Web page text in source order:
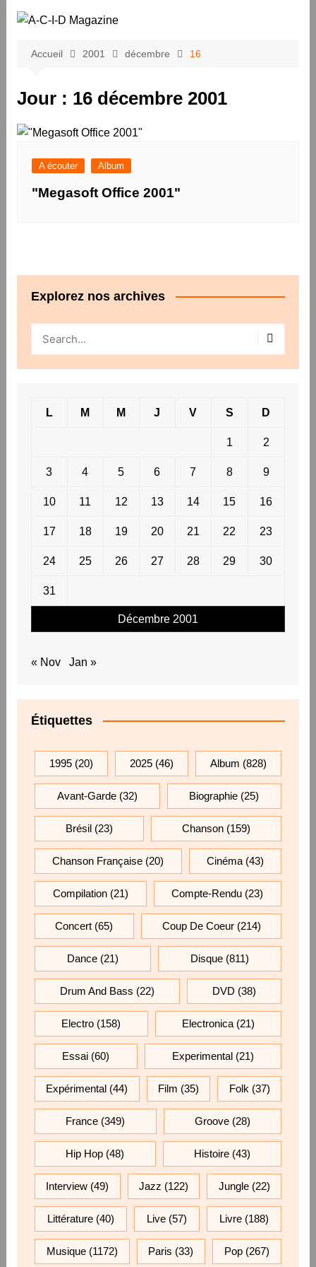
Accueil 2001 décembre 16
Jour : 16 décembre 2001
A écouter Album
"Megasoft Office 2001"
Explorez nos archives
Décembre 2001
L M M J V S D
1 2
3 4 5 6 7 8 9
10 11 12 13 14 15 16
17 18 19 20 21 22 23
24 25 26 27 28 29 30
31
« Nov Jan »
Étiquettes
1995(20) 2025 (46) Album (828)
Avant-Garde(32) Biographie (25)
Brésil(23) Chanson (159)
Chanson Française (20) Cinéma(43)
Compilation(21) Compte-Rendu (23)
Concert (65) Coup De Coeur(214)
Dance(21) Disque (811)
Drum And Bass (22) DVD (38)
Electro (158) Electronica(21)
Essai (60) Experimental(21)
Expérimental (44) Film (35) Folk (37)
France (349) Groove(28)
Hip Hop (48) Histoire(43)
Interview (49) Jazz (122) Jungle(22)
Littérature(40) Live (57) Livre (188)
Musique(1172) Paris (33) Pop (267)